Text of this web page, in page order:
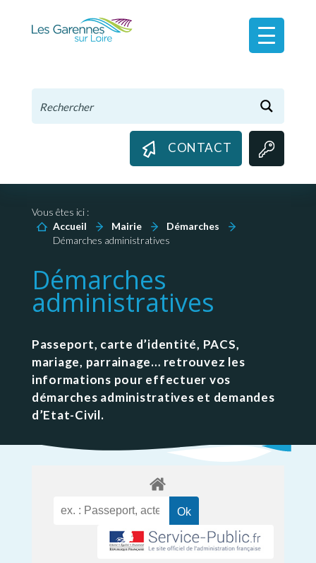
CONTACT
Vous êtes ici :
Accueil
Mairie
Démarches
Démarches administratives
Démarches
administratives
Passeport, carte d’identité, PACS,
mariage, parrainage… retrouvez les
informations pour effectuer vos
démarches administratives et demandes
d’Etat-Civil.